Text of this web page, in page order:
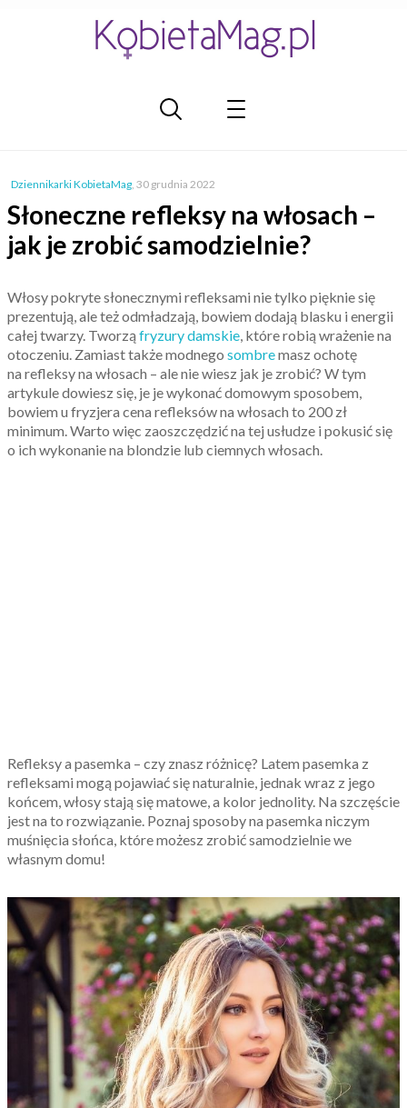
Dziennikarki KobietaMag, 30 grudnia 2022
Słoneczne refleksy na włosach –
jak je zrobić samodzielnie?
Włosy pokryte słonecznymi refleksami nie tylko pięknie się
prezentują, ale też odmładzają, bowiem dodają blasku i energii
całej twarzy. Tworzą fryzury damskie, które robią wrażenie na
otoczeniu. Zamiast także modnego sombremasz ochotę
na refleksy na włosach – ale nie wiesz jak je zrobić? W tym
artykule dowiesz się, je je wykonać domowym sposobem,
bowiem u fryzjera cena refleksów na włosach to 200 zł
minimum. Warto więc zaoszczędzić na tej usłudze i pokusić się
o ich wykonanie na blondzie lub ciemnych włosach.
Refleksy a pasemka – czy znasz różnicę? Latem pasemka z
refleksami mogą pojawiać się naturalnie, jednak wraz z jego
końcem, włosy stają się matowe, a kolor jednolity. Na szczęście
jest na to rozwiązanie. Poznaj sposoby na pasemka niczym
muśnięcia słońca, które możesz zrobić samodzielnie we
własnym domu!